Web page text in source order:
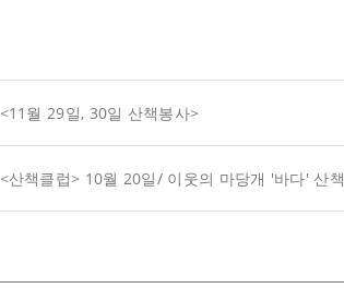
<11월 29일, 30일 산책봉사>
<산책클럽> 10월 20일/ 이웃의 마당개 '바다' 산책